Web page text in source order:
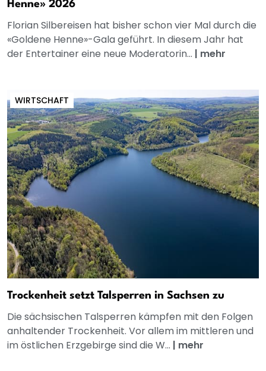
Henne» 2026
Florian Silbereisen hat bisher schon vier Mal durch die
«Goldene Henne»-Gala geführt. In diesem Jahr hat
der Entertainer eine neue Moderatorin... | mehr
WIRTSCHAFT
Trockenheit setzt Talsperren in Sachsen zu
Die sächsischen Talsperren kämpfen mit den Folgen
anhaltender Trockenheit. Vor allem im mittleren und
im östlichen Erzgebirge sind die W... | mehr